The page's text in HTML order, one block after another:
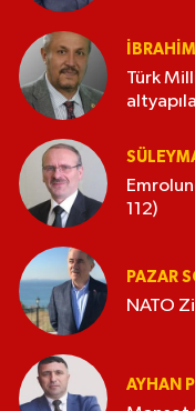
Türk
112)
PAZAR
NATO
AYHAN